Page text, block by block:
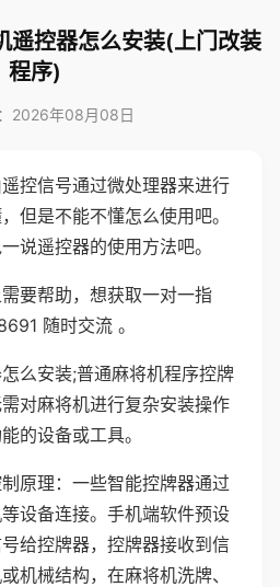
遥控器怎么安装(上门改装
程序)
2026年08月08日
控信号通过微处理器来进行
但是不能不懂怎么使用吧。
说遥控器的使用方法吧。
要帮助，想获取一对一指
随时交流 。
么安装;普通麻将机程序控牌
对麻将机进行复杂安装操作
的设备或工具。
原理：一些智能控牌器通过
设备连接。手机端软件预设
给控牌器，控牌器接收到信
机械结构，在麻将机洗牌、